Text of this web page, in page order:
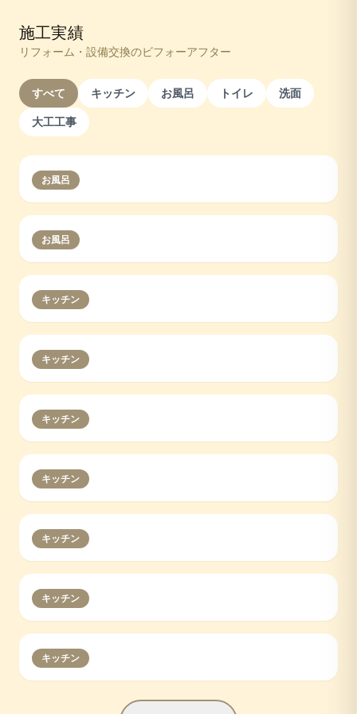
施工実績
リフォーム・設備交換のビフォーアフター
すべて キッチン お風呂 トイレ
洗面
大工工事
お風呂
お風呂
キッチン
キッチン
キッチン
キッチン
キッチン
キッチン
キッチン